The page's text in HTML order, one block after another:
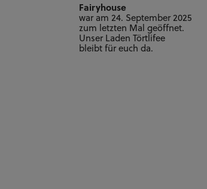
Fairyhouse
war am 24. September 2025
zum letzten Mal geöffnet.
Unser Laden Törtlifee
bleibt für euch da.